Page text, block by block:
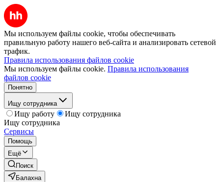
Мы используем файлы cookie, чтобы обеспечивать
правильную работу нашего веб-сайта и анализировать сетевой
трафик.
Правила использования файлов cookie
Мы используем файлы cookie. Правила использования
файлов cookie
Понятно
Ищу сотрудника
Ищу работу
Ищу сотрудника
Ищу сотрудника
Сервисы
Помощь
Ещё
Поиск
Балахна